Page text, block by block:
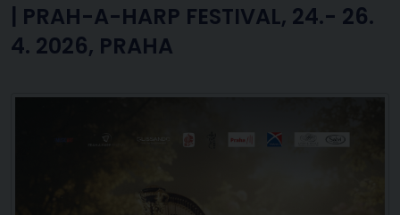
| PRAH-A-HARP FESTIVAL, 24.- 26.
4. 2026, PRAHA